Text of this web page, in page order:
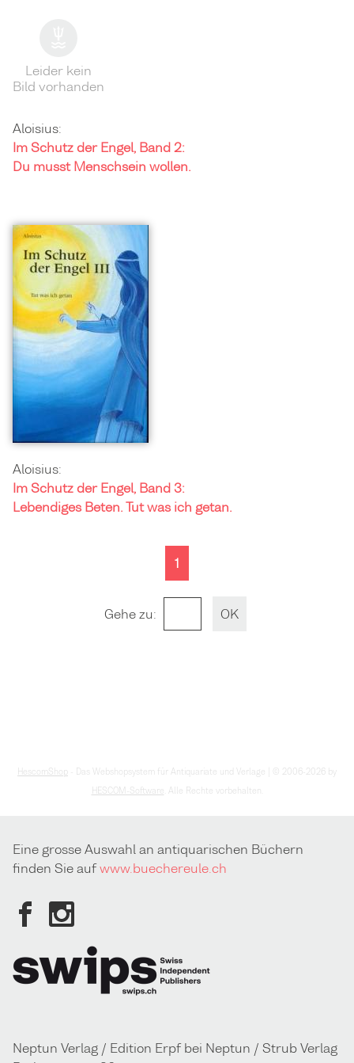
Leider kein
Bild vorhanden
Aloisius:
Im Schutz der Engel, Band 2:
Du musst Menschsein wollen.
Aloisius:
Im Schutz der Engel, Band 3:
Lebendiges Beten. Tut was ich getan.
1
Gehe zu:
HescomShop
- Das Webshopsystem für Antiquariate und Verlage | © 2006-2026 by
HESCOM-Software
. Alle Rechte vorbehalten.
Eine grosse Auswahl an antiquarischen Büchern
finden Sie aufwww.buechereule.ch
Neptun Verlag / Edition Erpf bei Neptun / Strub Verlag